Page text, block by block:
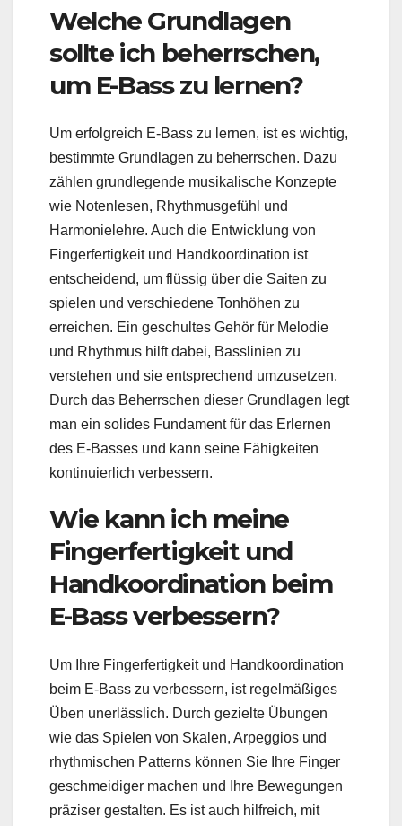
Welche Grundlagen
sollte ich beherrschen,
um E-Bass zu lernen?
Um erfolgreich E-Bass zu lernen, ist es wichtig,
bestimmte Grundlagen zu beherrschen. Dazu
zählen grundlegende musikalische Konzepte
wie Notenlesen, Rhythmusgefühl und
Harmonielehre. Auch die Entwicklung von
Fingerfertigkeit und Handkoordination ist
entscheidend, um flüssig über die Saiten zu
spielen und verschiedene Tonhöhen zu
erreichen. Ein geschultes Gehör für Melodie
und Rhythmus hilft dabei, Basslinien zu
verstehen und sie entsprechend umzusetzen.
Durch das Beherrschen dieser Grundlagen legt
man ein solides Fundament für das Erlernen
des E-Basses und kann seine Fähigkeiten
kontinuierlich verbessern.
Wie kann ich meine
Fingerfertigkeit und
Handkoordination beim
E-Bass verbessern?
Um Ihre Fingerfertigkeit und Handkoordination
beim E-Bass zu verbessern, ist regelmäßiges
Üben unerlässlich. Durch gezielte Übungen
wie das Spielen von Skalen, Arpeggios und
rhythmischen Patterns können Sie Ihre Finger
geschmeidiger machen und Ihre Bewegungen
präziser gestalten. Es ist auch hilfreich, mit